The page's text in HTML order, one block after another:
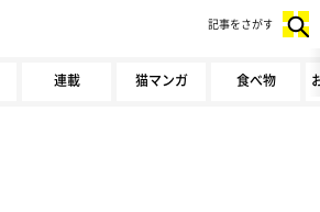
連載 猫マンガ 食べ物
記事をさがす